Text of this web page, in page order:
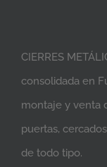
CIERRES
consolidada en
montaje y venta
puertas,
de todo tipo.